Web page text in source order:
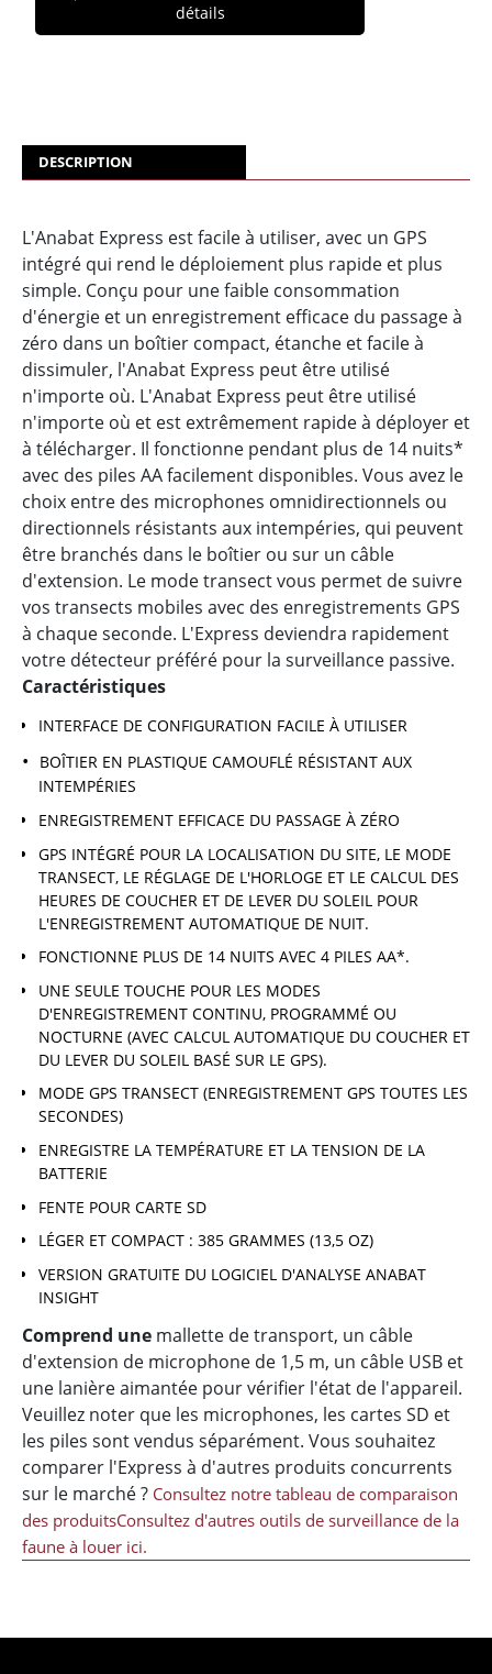
détails
DESCRIPTION
L'Anabat Express est facile à utiliser, avec un GPS
intégré qui rend le déploiement plus rapide et plus
simple. Conçu pour une faible consommation
d'énergie et un enregistrement efficace du passage à
zéro dans un boîtier compact, étanche et facile à
dissimuler, l'Anabat Express peut être utilisé
n'importe où. L'Anabat Express peut être utilisé
n'importe où et est extrêmement rapide à déployer et
à télécharger. Il fonctionne pendant plus de 14 nuits*
avec des piles AA facilement disponibles. Vous avez le
choix entre des microphones omnidirectionnels ou
directionnels résistants aux intempéries, qui peuvent
être branchés dans le boîtier ou sur un câble
d'extension. Le mode transect vous permet de suivre
vos transects mobiles avec des enregistrements GPS
à chaque seconde. L'Express deviendra rapidement
votre détecteur préféré pour la surveillance passive.
Caractéristiques
INTERFACE DE CONFIGURATION FACILE À UTILISER
BOÎTIER EN PLASTIQUE CAMOUFLÉ RÉSISTANT AUX
INTEMPÉRIES
ENREGISTREMENT EFFICACE DU PASSAGE À ZÉRO
GPS INTÉGRÉ POUR LA LOCALISATION DU SITE, LE MODE
TRANSECT, LE RÉGLAGE DE L'HORLOGE ET LE CALCUL DES
HEURES DE COUCHER ET DE LEVER DU SOLEIL POUR
L'ENREGISTREMENT AUTOMATIQUE DE NUIT.
FONCTIONNE PLUS DE 14 NUITS AVEC 4 PILES AA*.
UNE SEULE TOUCHE POUR LES MODES
D'ENREGISTREMENT CONTINU, PROGRAMMÉ OU
NOCTURNE (AVEC CALCUL AUTOMATIQUE DU COUCHER ET
DU LEVER DU SOLEIL BASÉ SUR LE GPS).
MODE GPS TRANSECT (ENREGISTREMENT GPS TOUTES LES
SECONDES)
ENREGISTRE LA TEMPÉRATURE ET LA TENSION DE LA
BATTERIE
FENTE POUR CARTE SD
LÉGER ET COMPACT : 385 GRAMMES (13,5 OZ)
VERSION GRATUITE DU LOGICIEL D'ANALYSE ANABAT
INSIGHT
Comprend une mallette de transport, un câble
d'extension de microphone de 1,5 m, un câble USB et
une lanière aimantée pour vérifier l'état de l'appareil.
Veuillez noter que les microphones, les cartes SD et
les piles sont vendus séparément. Vous souhaitez
comparer l'Express à d'autres produits concurrents
sur le marché ? Consultez notre tableau de comparaison
des produitsConsultez d'autres outils de surveillance de la
faune à louer ici.